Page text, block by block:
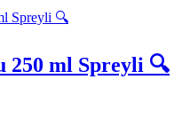
250 ml Spreyli 🔍